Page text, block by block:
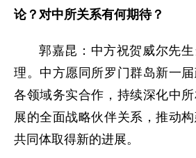
论？对中所关系有何期待？
郭嘉昆：中方祝贺威尔先
理。中方愿同所罗门群岛新一
各领域务实合作，持续深化中
展的全面战略伙伴关系，推动
共同体取得新的进展。